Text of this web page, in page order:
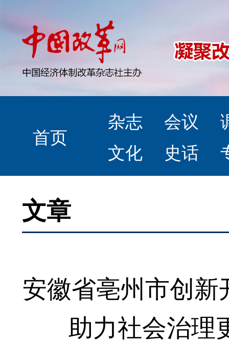
首页
杂志 会议
文化
史话
文章
安徽省亳州市创新
助力社会治理